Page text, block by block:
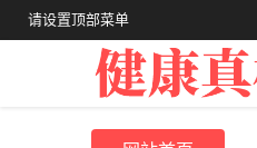
请设置顶部菜单